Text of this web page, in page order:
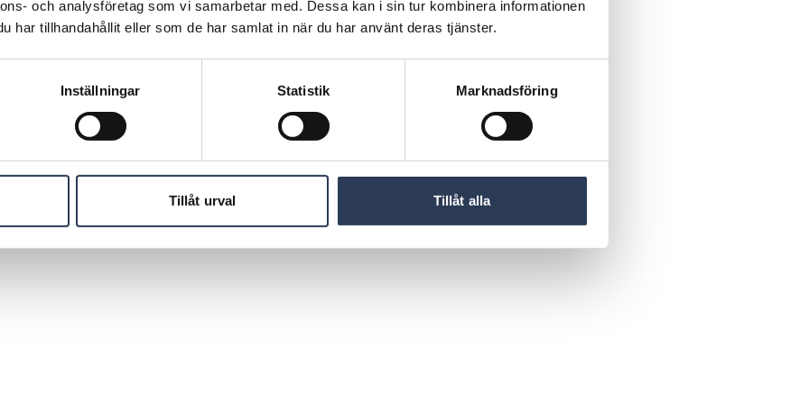
och analysföretag som vi samarbetar med. Dessa kan i sin tur kombinera informationen
har tillhandahållit eller som de har samlat in när du har använt deras tjänster.
Inställningar Statistik Marknadsföring
Tillåt urval Tillåt alla
i Sverige, Finland, Norge och
med spetskompetens inom energi,
Rejlers fungerar som en katalysator för
att möta framtidens utmaningar.
vägledande i hela koncernen. 2024
B-aktien är noterad på Mid Cap, Nasdaq